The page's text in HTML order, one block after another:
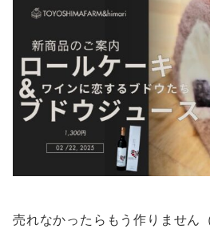
売れなかったらもう作りません